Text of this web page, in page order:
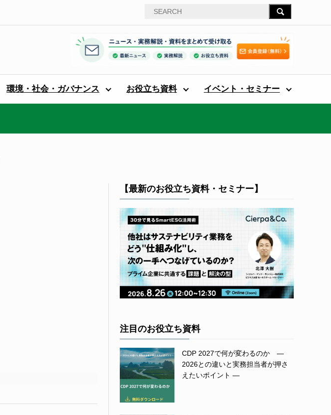
環境・社会・ガバナンス お役立ち資料 イベント・セミナー
【最新のお役立ち資料・セミナー】
注目のお役立ち資料
CDP 2027で何が変わるのか ―
2026との違いと実務担当者が押さ
えたいポイント ―